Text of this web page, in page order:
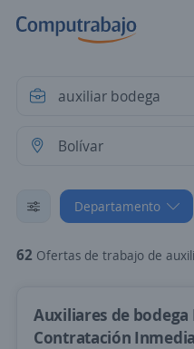
Departamento
62 Ofertas de trabajo de auxiliar
Auxiliares de
Contratación